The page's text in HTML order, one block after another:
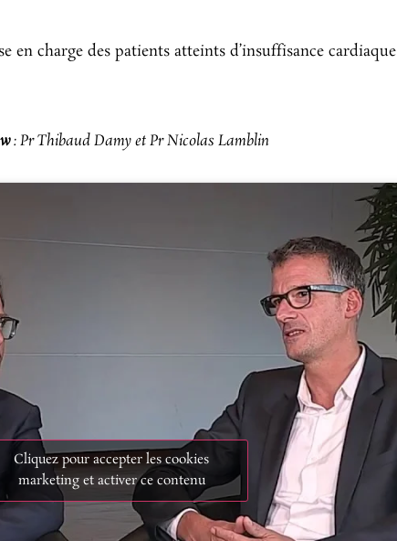
charge des patients atteints d’insuffisance cardiaque
: Pr Thibaud Damy et Pr Nicolas Lamblin
Cliquez pour accepter les cookies
marketing et activer ce contenu